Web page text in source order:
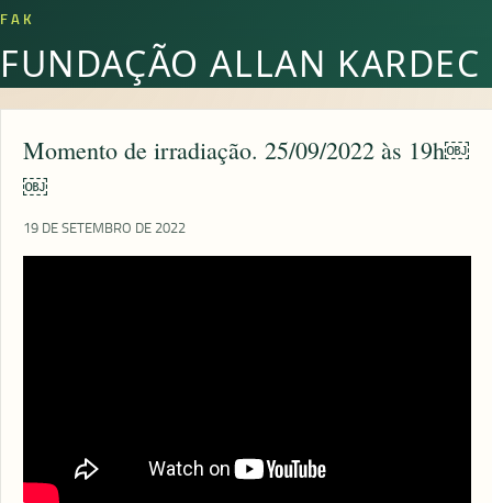
FAK
FUNDAÇÃO ALLAN KARDEC
Momento de irradiação. 25/09/2022 às 19h￼
￼
19 DE SETEMBRO DE 2022